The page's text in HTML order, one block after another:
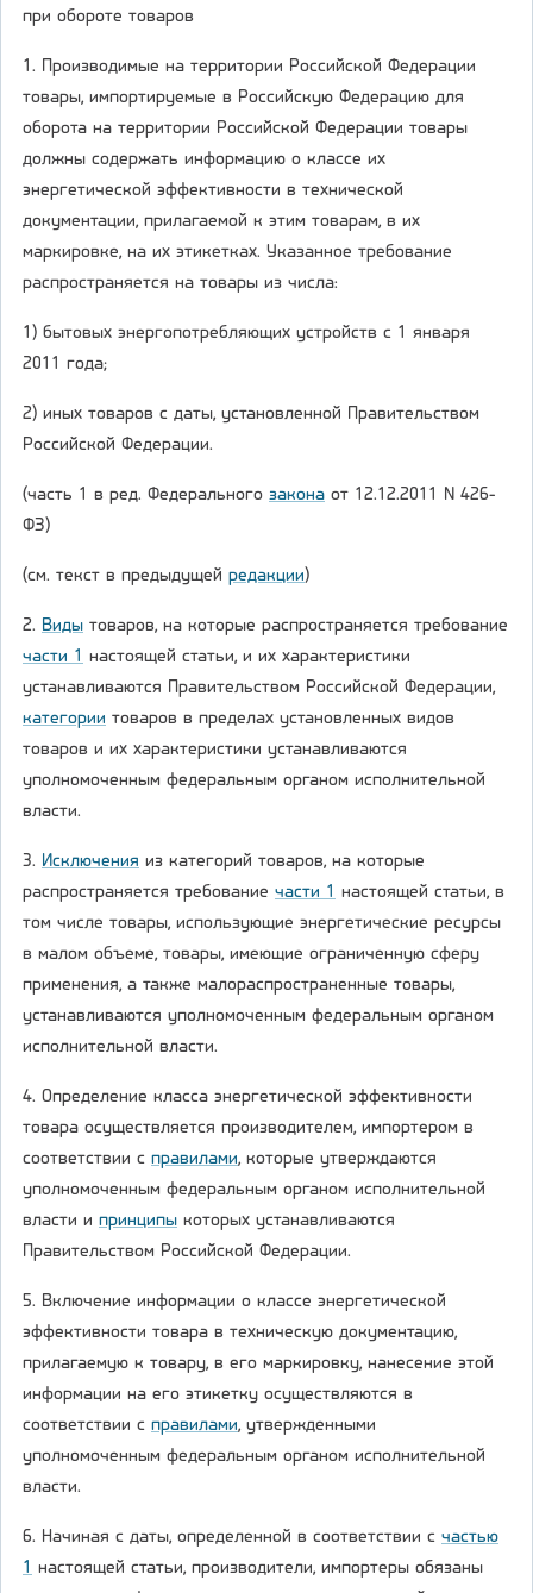
при обороте товаров
1. Производимые на территории Российской Федерации
товары, импортируемые в Российскую Федерацию для
оборота на территории Российской Федерации товары
должны содержать информацию о классе их
энергетической эффективности в технической
документации, прилагаемой к этим товарам, в их
маркировке, на их этикетках. Указанное требование
распространяется на товары из числа:
1) бытовых энергопотребляющих устройств с 1 января
2011 года;
2) иных товаров с даты, установленной Правительством
Российской Федерации.
(часть 1 в ред. Федерального закона от 12.12.2011 N 426-
ФЗ)
(см. текст в предыдущей редакции)
2. Виды товаров, на которые распространяется требование
части 1 настоящей статьи, и их характеристики
устанавливаются Правительством Российской Федерации,
категории товаров в пределах установленных видов
товаров и их характеристики устанавливаются
уполномоченным федеральным органом исполнительной
власти.
3. Исключения из категорий товаров, на которые
распространяется требование части 1 настоящей статьи, в
том числе товары, использующие энергетические ресурсы
в малом объеме, товары, имеющие ограниченную сферу
применения, а также малораспространенные товары,
устанавливаются уполномоченным федеральным органом
исполнительной власти.
4. Определение класса энергетической эффективности
товара осуществляется производителем, импортером в
соответствии с правилами, которые утверждаются
уполномоченным федеральным органом исполнительной
власти и принципы которых устанавливаются
Правительством Российской Федерации.
5. Включение информации о классе энергетической
эффективности товара в техническую документацию,
прилагаемую к товару, в его маркировку, нанесение этой
информации на его этикетку осуществляются в
соответствии с правилами, утвержденными
уполномоченным федеральным органом исполнительной
власти.
6. Начиная с даты, определенной в соответствии с частью
1 настоящей статьи, производители, импортеры обязаны